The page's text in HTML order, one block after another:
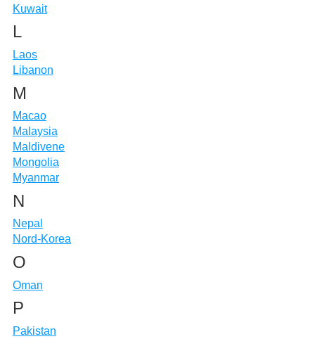
Kuwait
L
Laos
Libanon
M
Macao
Malaysia
Maldivene
Mongolia
Myanmar
N
Nepal
Nord-Korea
O
Oman
P
Pakistan